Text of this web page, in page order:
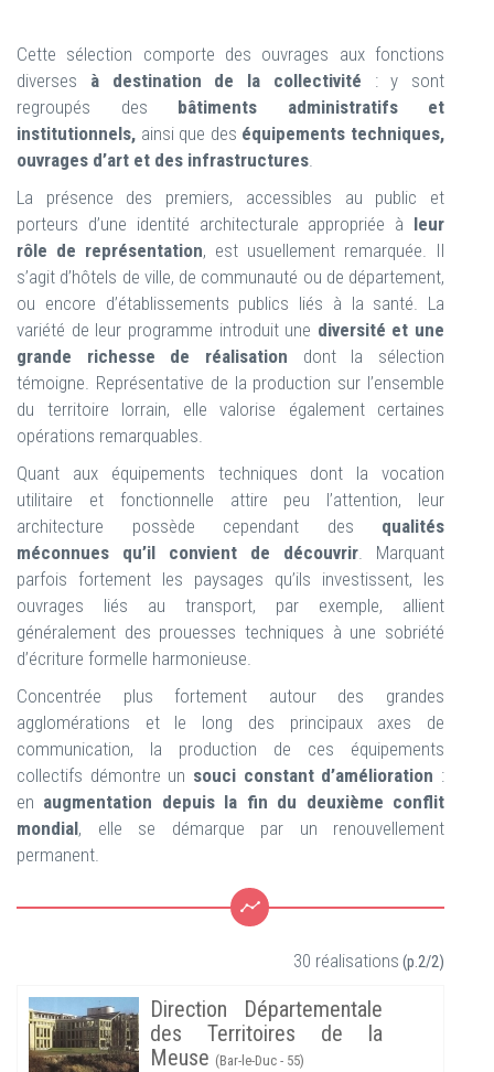
Cette sélection comporte des ouvrages aux fonctions
diverses à destination de la collectivité : y sont
regroupés des bâtiments administratifs et
institutionnels, ainsi que des équipements techniques,
ouvrages d’art et des infrastructures.
La présence des premiers, accessibles au public et
porteurs d’une identité architecturale appropriée à leur
rôle de représentation, est usuellement remarquée. Il
s’agit d’hôtels de ville, de communauté ou de département,
ou encore d’établissements publics liés à la santé. La
variété de leur programme introduit une diversité et une
grande richesse de réalisation dont la sélection
témoigne. Représentative de la production sur l’ensemble
du territoire lorrain, elle valorise également certaines
opérations remarquables.
Quant aux équipements techniques dont la vocation
utilitaire et fonctionnelle attire peu l’attention, leur
architecture possède cependant des qualités
méconnues qu’il convient de découvrir. Marquant
parfois fortement les paysages qu’ils investissent, les
ouvrages liés au transport, par exemple, allient
généralement des prouesses techniques à une sobriété
d’écriture formelle harmonieuse.
Concentrée plus fortement autour des grandes
agglomérations et le long des principaux axes de
communication, la production de ces équipements
collectifs démontre un souci constant d’amélioration :
en augmentation depuis la fin du deuxième conflit
mondial, elle se démarque par un renouvellement
permanent.
30 réalisations (p.2/2)
Direction Départementale
des Territoires de la
Meuse (Bar-le-Duc - 55)